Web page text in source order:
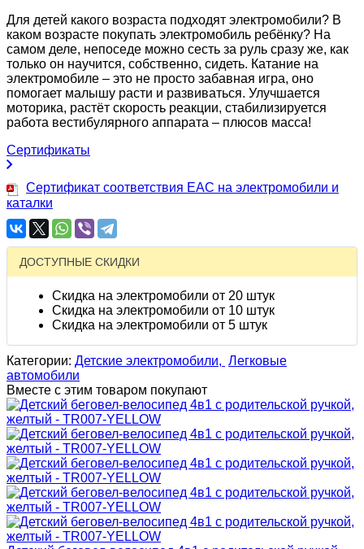
Для детей какого возраста подходят электромобили? В
каком возрасте покупать электромобиль ребёнку? На
самом деле, непоседе можно сесть за руль сразу же, как
только он научится, собственно, сидеть. Катание на
электромобиле – это не просто забавная игра, оно
помогает малышу расти и развиваться. Улучшается
моторика, растёт скорость реакции, стабилизируется
работа вестибулярного аппарата – плюсов масса!
Сертификаты
Сертификат соответствия EAC на электромобили и
каталки
ДОСТУПНЫЕ СКИДКИ
Скидка на электромобили от 20 штук
Скидка на электромобили от 10 штук
Скидка на электромобили от 5 штук
Категории: Детские электромобили, Легковые
автомобили
Вместе с этим товаром покупают